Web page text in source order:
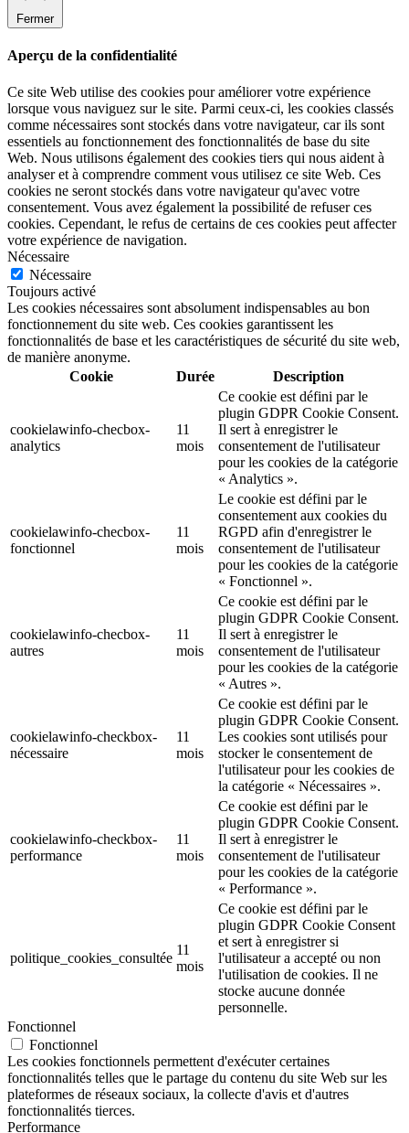
Fermer
Aperçu de la confidentialité
Ce site Web utilise des cookies pour améliorer votre expérience
lorsque vous naviguez sur le site. Parmi ceux-ci, les cookies classés
comme nécessaires sont stockés dans votre navigateur, car ils sont
essentiels au fonctionnement des fonctionnalités de base du site
Web. Nous utilisons également des cookies tiers qui nous aident à
analyser et à comprendre comment vous utilisez ce site Web. Ces
cookies ne seront stockés dans votre navigateur qu'avec votre
consentement. Vous avez également la possibilité de refuser ces
cookies. Cependant, le refus de certains de ces cookies peut affecter
votre expérience de navigation.
Nécessaire
Nécessaire
Toujours activé
Les cookies nécessaires sont absolument indispensables au bon
fonctionnement du site web. Ces cookies garantissent les
fonctionnalités de base et les caractéristiques de sécurité du site web,
de manière anonyme.
Cookie
Durée Description
cookielawinfo-checbox-
analytics
11
mois
Ce cookie est défini par le
plugin GDPR Cookie Consent.
Il sert à enregistrer le
consentement de l'utilisateur
pour les cookies de la catégorie
« Analytics ».
cookielawinfo-checbox-
fonctionnel
11
mois
Le cookie est défini par le
consentement aux cookies du
RGPD afin d'enregistrer le
consentement de l'utilisateur
pour les cookies de la catégorie
« Fonctionnel ».
cookielawinfo-checbox-
autres
11
mois
Ce cookie est défini par le
plugin GDPR Cookie Consent.
Il sert à enregistrer le
consentement de l'utilisateur
pour les cookies de la catégorie
« Autres ».
cookielawinfo-checkbox-
nécessaire
11
mois
Ce cookie est défini par le
plugin GDPR Cookie Consent.
Les cookies sont utilisés pour
stocker le consentement de
l'utilisateur pour les cookies de
la catégorie « Nécessaires ».
cookielawinfo-checkbox-
performance
11
mois
Ce cookie est défini par le
plugin GDPR Cookie Consent.
Il sert à enregistrer le
consentement de l'utilisateur
pour les cookies de la catégorie
« Performance ».
politique_cookies_consultée
11
mois
Ce cookie est défini par le
plugin GDPR Cookie Consent
et sert à enregistrer si
l'utilisateur a accepté ou non
l'utilisation de cookies. Il ne
stocke aucune donnée
personnelle.
Fonctionnel
Fonctionnel
Les cookies fonctionnels permettent d'exécuter certaines
fonctionnalités telles que le partage du contenu du site Web sur les
plateformes de réseaux sociaux, la collecte d'avis et d'autres
fonctionnalités tierces.
Performance